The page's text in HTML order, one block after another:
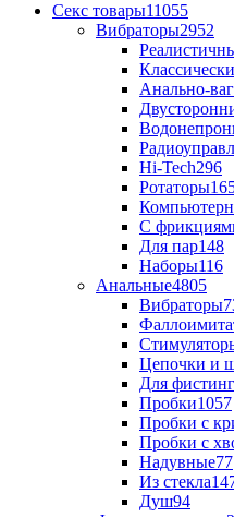
Секс товары11055
Вибраторы2952
Анально-
Hi-Tech296
Ротаторы
С
Для пар148
Наборы116
Анальные4805
Вибраторы
Цепочки и
Для
Пробки1057
Пробки с
Пробки с
Надувные77
Из стекла
Душ94